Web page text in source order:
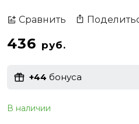
Сравнить
436 руб.
+44 бонуса
В наличии